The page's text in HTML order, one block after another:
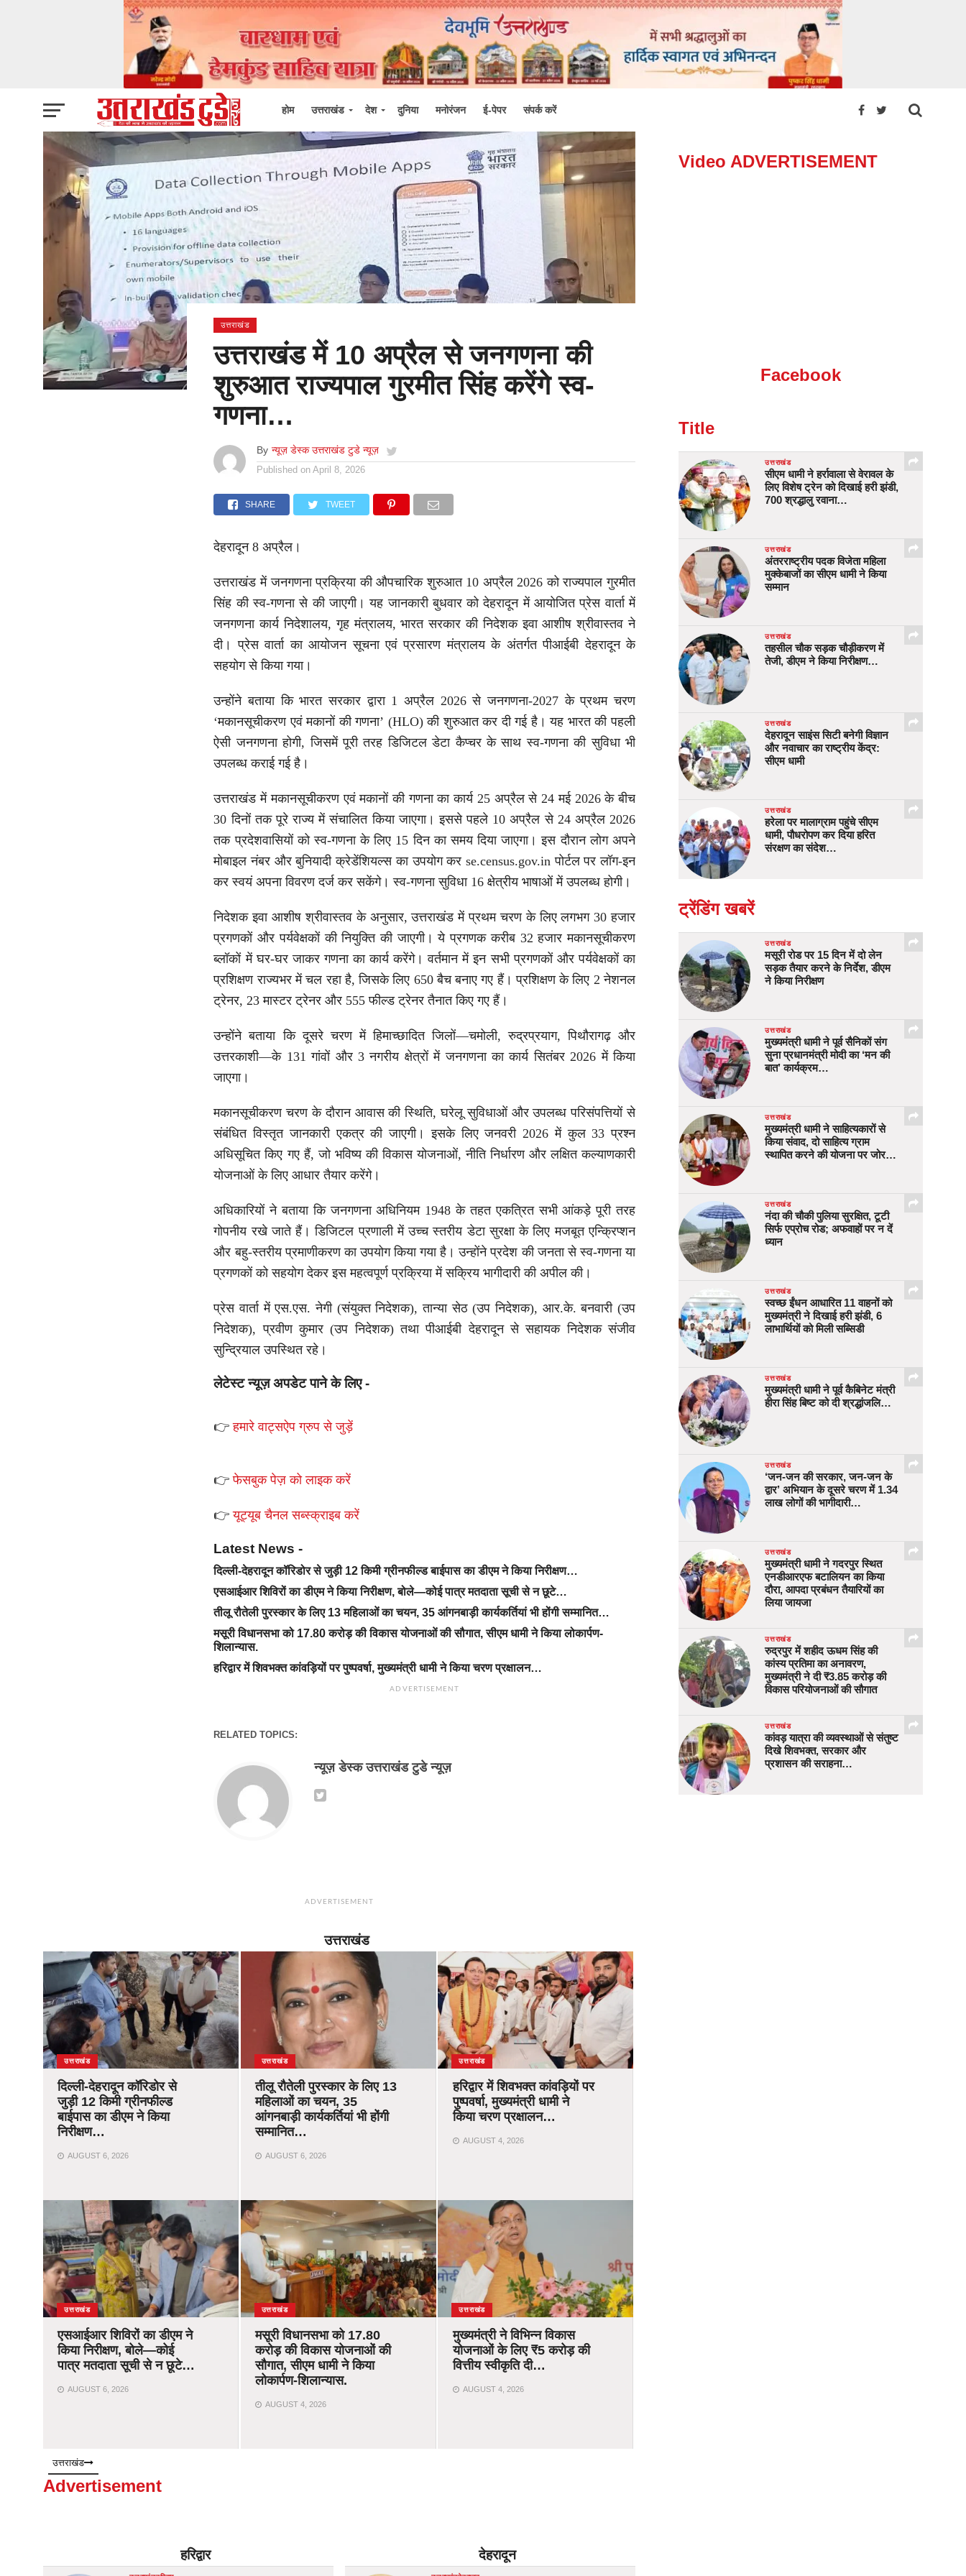
होम उत्तराखंड देश दुनिया मनोरंजन ई-पेपर संपर्क करें
उत्तराखंड
उत्तराखंड में 10 अप्रैल से जनगणना की
शुरुआत राज्यपाल गुरमीत सिंह करेंगे स्व-
गणना…
By न्यूज़ डेस्क उत्तराखंड टुडे न्यूज़
Published on April 8, 2026
SHARE TWEET
देहरादून 8 अप्रैल।
उत्तराखंड में जनगणना प्रक्रिया की औपचारिक शुरुआत 10 अप्रैल 2026 को राज्यपाल गुरमीत
सिंह की स्व-गणना से की जाएगी। यह जानकारी बुधवार को देहरादून में आयोजित प्रेस वार्ता में
जनगणना कार्य निदेशालय, गृह मंत्रालय, भारत सरकार की निदेशक इवा आशीष श्रीवास्तव ने
दी। प्रेस वार्ता का आयोजन सूचना एवं प्रसारण मंत्रालय के अंतर्गत पीआईबी देहरादून के
सहयोग से किया गया।
उन्होंने बताया कि भारत सरकार द्वारा 1 अप्रैल 2026 से जनगणना-2027 के प्रथम चरण
‘मकानसूचीकरण एवं मकानों की गणना’ (HLO) की शुरुआत कर दी गई है। यह भारत की पहली
ऐसी जनगणना होगी, जिसमें पूरी तरह डिजिटल डेटा कैप्चर के साथ स्व-गणना की सुविधा भी
उपलब्ध कराई गई है।
उत्तराखंड में मकानसूचीकरण एवं मकानों की गणना का कार्य 25 अप्रैल से 24 मई 2026 के बीच
30 दिनों तक पूरे राज्य में संचालित किया जाएगा। इससे पहले 10 अप्रैल से 24 अप्रैल 2026
तक प्रदेशवासियों को स्व-गणना के लिए 15 दिन का समय दिया जाएगा। इस दौरान लोग अपने
मोबाइल नंबर और बुनियादी क्रेडेंशियल्स का उपयोग कर se.census.gov.in पोर्टल पर लॉग-इन
कर स्वयं अपना विवरण दर्ज कर सकेंगे। स्व-गणना सुविधा 16 क्षेत्रीय भाषाओं में उपलब्ध होगी।
निदेशक इवा आशीष श्रीवास्तव के अनुसार, उत्तराखंड में प्रथम चरण के लिए लगभग 30 हजार
प्रगणकों और पर्यवेक्षकों की नियुक्ति की जाएगी। ये प्रगणक करीब 32 हजार मकानसूचीकरण
ब्लॉकों में घर-घर जाकर गणना का कार्य करेंगे। वर्तमान में इन सभी प्रगणकों और पर्यवेक्षकों का
प्रशिक्षण राज्यभर में चल रहा है, जिसके लिए 650 बैच बनाए गए हैं। प्रशिक्षण के लिए 2 नेशनल
ट्रेनर, 23 मास्टर ट्रेनर और 555 फील्ड ट्रेनर तैनात किए गए हैं।
उन्होंने बताया कि दूसरे चरण में हिमाच्छादित जिलों—चमोली, रुद्रप्रयाग, पिथौरागढ़ और
उत्तरकाशी—के 131 गांवों और 3 नगरीय क्षेत्रों में जनगणना का कार्य सितंबर 2026 में किया
जाएगा।
मकानसूचीकरण चरण के दौरान आवास की स्थिति, घरेलू सुविधाओं और उपलब्ध परिसंपत्तियों से
संबंधित विस्तृत जानकारी एकत्र की जाएगी। इसके लिए जनवरी 2026 में कुल 33 प्रश्न
अधिसूचित किए गए हैं, जो भविष्य की विकास योजनाओं, नीति निर्धारण और लक्षित कल्याणकारी
योजनाओं के लिए आधार तैयार करेंगे।
अधिकारियों ने बताया कि जनगणना अधिनियम 1948 के तहत एकत्रित सभी आंकड़े पूरी तरह
गोपनीय रखे जाते हैं। डिजिटल प्रणाली में उच्च स्तरीय डेटा सुरक्षा के लिए मजबूत एन्क्रिप्शन
और बहु-स्तरीय प्रमाणीकरण का उपयोग किया गया है। उन्होंने प्रदेश की जनता से स्व-गणना या
प्रगणकों को सहयोग देकर इस महत्वपूर्ण प्रक्रिया में सक्रिय भागीदारी की अपील की।
प्रेस वार्ता में एस.एस. नेगी (संयुक्त निदेशक), तान्या सेठ (उप निदेशक), आर.के. बनवारी (उप
निदेशक), प्रवीण कुमार (उप निदेशक) तथा पीआईबी देहरादून से सहायक निदेशक संजीव
सुन्द्रियाल उपस्थित रहे।
लेटेस्ट न्यूज़ अपडेट पाने के लिए -
👉हमारे वाट्सऐप ग्रुप से जुड़ें
👉फेसबुक पेज़ को लाइक करें
👉यूट्यूब चैनल सब्स्क्राइब करें
Latest News -
दिल्ली-देहरादून कॉरिडोर से जुड़ी 12 किमी ग्रीनफील्ड बाईपास का डीएम ने किया निरीक्षण…
एसआईआर शिविरों का डीएम ने किया निरीक्षण, बोले—कोई पात्र मतदाता सूची से न छूटे…
तीलू रौतेली पुरस्कार के लिए 13 महिलाओं का चयन, 35 आंगनबाड़ी कार्यकर्तियां भी होंगी सम्मानित…
मसूरी विधानसभा को 17.80 करोड़ की विकास योजनाओं की सौगात, सीएम धामी ने किया लोकार्पण-
शिलान्यास.
हरिद्वार में शिवभक्त कांवड़ियों पर पुष्पवर्षा, मुख्यमंत्री धामी ने किया चरण प्रक्षालन…
ADVERTISEMENT
RELATED TOPICS:
न्यूज़ डेस्क उत्तराखंड टुडे न्यूज़
ADVERTISEMENT
उत्तराखंड
उत्तराखंड
दिल्ली-देहरादून कॉरिडोर से
जुड़ी 12 किमी ग्रीनफील्ड
बाईपास का डीएम ने किया
निरीक्षण…
AUGUST 6, 2026
उत्तराखंड
एसआईआर शिविरों का डीएम ने
किया निरीक्षण, बोले—कोई
पात्र मतदाता सूची से न छूटे…
AUGUST 6, 2026
उत्तराखंड
तीलू रौतेली पुरस्कार के लिए 13
महिलाओं का चयन, 35
आंगनबाड़ी कार्यकर्तियां भी होंगी
सम्मानित…
AUGUST 6, 2026
उत्तराखंड
मसूरी विधानसभा को 17.80
करोड़ की विकास योजनाओं की
सौगात, सीएम धामी ने किया
लोकार्पण-शिलान्यास.
AUGUST 4, 2026
उत्तराखंड
हरिद्वार में शिवभक्त कांवड़ियों पर
पुष्पवर्षा, मुख्यमंत्री धामी ने
किया चरण प्रक्षालन…
AUGUST 4, 2026
उत्तराखंड
मुख्यमंत्री ने विभिन्न विकास
योजनाओं के लिए ₹5 करोड़ की
वित्तीय स्वीकृति दी…
AUGUST 4, 2026
उत्तराखंड
Advertisement
हरिद्वार देहरादून
Video ADVERTISEMENT
Facebook
Title
उत्तराखंड
सीएम धामी ने हर्रावाला से वेरावल के
लिए विशेष ट्रेन को दिखाई हरी झंडी,
700 श्रद्धालु रवाना…
उत्तराखंड
अंतरराष्ट्रीय पदक विजेता महिला
मुक्केबाजों का सीएम धामी ने किया
सम्मान
उत्तराखंड
तहसील चौक सड़क चौड़ीकरण में
तेजी, डीएम ने किया निरीक्षण…
उत्तराखंड
देहरादून साइंस सिटी बनेगी विज्ञान
और नवाचार का राष्ट्रीय केंद्र:
सीएम धामी
उत्तराखंड
हरेला पर मालाग्राम पहुंचे सीएम
धामी, पौधरोपण कर दिया हरित
संरक्षण का संदेश…
ट्रेंडिंग खबरें
उत्तराखंड
मसूरी रोड पर 15 दिन में दो लेन
सड़क तैयार करने के निर्देश, डीएम
ने किया निरीक्षण
उत्तराखंड
मुख्यमंत्री धामी ने पूर्व सैनिकों संग
सुना प्रधानमंत्री मोदी का ‘मन की
बात’ कार्यक्रम…
उत्तराखंड
मुख्यमंत्री धामी ने साहित्यकारों से
किया संवाद, दो साहित्य ग्राम
स्थापित करने की योजना पर जोर…
उत्तराखंड
नंदा की चौकी पुलिया सुरक्षित, टूटी
सिर्फ एप्रोच रोड; अफवाहों पर न दें
ध्यान
उत्तराखंड
स्वच्छ ईंधन आधारित 11 वाहनों को
मुख्यमंत्री ने दिखाई हरी झंडी, 6
लाभार्थियों को मिली सब्सिडी
उत्तराखंड
मुख्यमंत्री धामी ने पूर्व कैबिनेट मंत्री
हीरा सिंह बिष्ट को दी श्रद्धांजलि…
उत्तराखंड
‘जन-जन की सरकार, जन-जन के
द्वार’ अभियान के दूसरे चरण में 1.34
लाख लोगों की भागीदारी…
उत्तराखंड
मुख्यमंत्री धामी ने गदरपुर स्थित
एनडीआरएफ बटालियन का किया
दौरा, आपदा प्रबंधन तैयारियों का
लिया जायजा
उत्तराखंड
रुद्रपुर में शहीद ऊधम सिंह की
कांस्य प्रतिमा का अनावरण,
मुख्यमंत्री ने दी ₹3.85 करोड़ की
विकास परियोजनाओं की सौगात
उत्तराखंड
कांवड़ यात्रा की व्यवस्थाओं से संतुष्ट
दिखे शिवभक्त, सरकार और
प्रशासन की सराहना…